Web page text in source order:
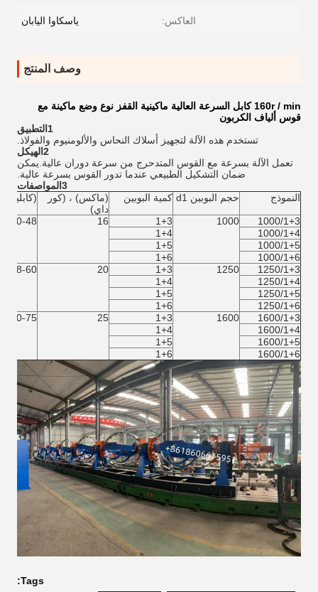
العاكس: ياسكاوا اليابان
وصف المنتج
160r / min كابل السرعة العالية ماكينية القفز نوع وضع ماكينة مع
قوس ألياف الكربون
1التطبيق
تستخدم هذه الآلة لتجهيز أسلاك النحاس والألومنيوم والفولاذ.
2الهيكل
تعمل الآلة بسرعة مع القوس المتدحرج من سرعة دوران عالية.يمكن
ضمان التشكيل الطبيعي عندما تدور القوس بسرعة عالية.
3المواصفات
النموذج
حجم البوبين d1 كمية البوبين
(ماكس) ، (كور
داي)
(كابلينغ
1000/1+3
1000
1+3
16
40-48
1000/1+4
1+4
1000/1+5
1+5
1000/1+6
1+6
1250/1+3
1250
1+3
20
48-60
1250/1+4
1+4
1250/1+5
1+5
1250/1+6
1+6
1600/1+3
1600
1+3
25
60-75
1600/1+4
1+4
1600/1+5
1+5
1600/1+6
1+6
Tags: